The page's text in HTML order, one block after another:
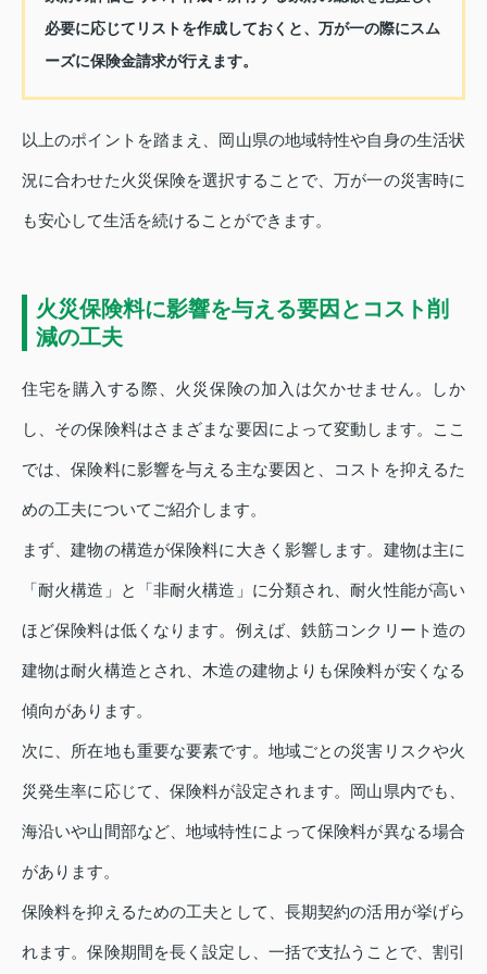
必要に応じてリストを作成しておくと、万が一の際にスム
ーズに保険金請求が行えます。
以上のポイントを踏まえ、岡山県の地域特性や自身の生活状
況に合わせた火災保険を選択することで、万が一の災害時に
も安心して生活を続けることができます。
火災保険料に影響を与える要因とコスト削
減の工夫
住宅を購入する際、火災保険の加入は欠かせません。しか
し、その保険料はさまざまな要因によって変動します。ここ
では、保険料に影響を与える主な要因と、コストを抑えるた
めの工夫についてご紹介します。
まず、建物の構造が保険料に大きく影響します。建物は主に
「耐火構造」と「非耐火構造」に分類され、耐火性能が高い
ほど保険料は低くなります。例えば、鉄筋コンクリート造の
建物は耐火構造とされ、木造の建物よりも保険料が安くなる
傾向があります。
次に、所在地も重要な要素です。地域ごとの災害リスクや火
災発生率に応じて、保険料が設定されます。岡山県内でも、
海沿いや山間部など、地域特性によって保険料が異なる場合
があります。
保険料を抑えるための工夫として、長期契約の活用が挙げら
れます。保険期間を長く設定し、一括で支払うことで、割引